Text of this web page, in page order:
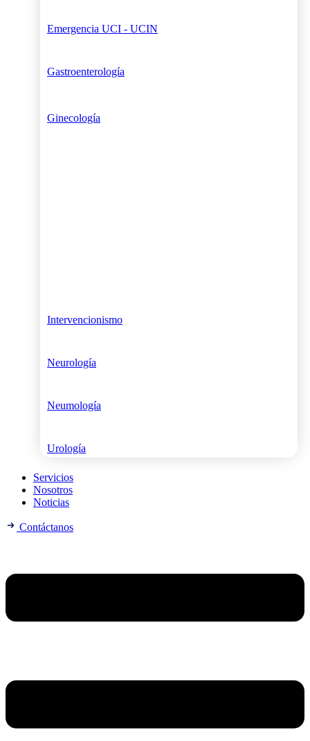
Emergencia UCI - UCIN
Gastroenterología
Ginecología
Intervencionismo
Neurología
Neumología
Urología
Servicios
Nosotros
Noticias
Contáctanos